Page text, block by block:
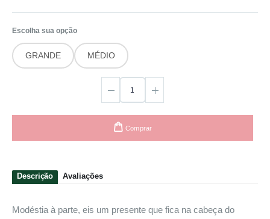
Escolha sua opção
GRANDE MÉDIO
Comprar
Descrição Avaliações
Modéstia à parte, eis um presente que fica na cabeça do